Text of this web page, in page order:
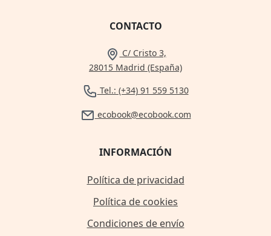
CONTACTO
C/ Cristo 3,
28015 Madrid (España)
Tel.: (+34) 91 559 5130
ecobook@ecobook.com
INFORMACIÓN
Política de privacidad
Política de cookies
Condiciones de envío